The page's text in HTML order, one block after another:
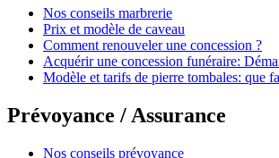
Nos conseils marbrerie
Prix et modèle de caveau
Comment renouveler une concession ?
Acquérir une concession funéraire:
Modèle et tarifs de pierre tombales: que
Prévoyance / Assurance
Nos conseils prévoyance